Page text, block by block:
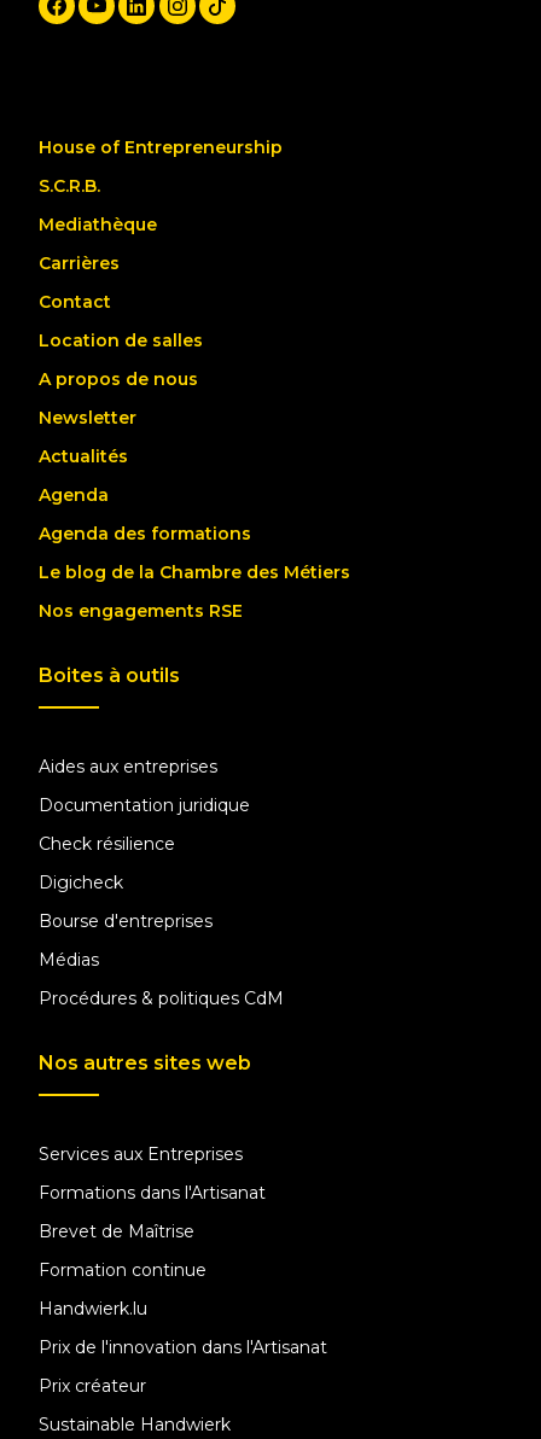
House of Entrepreneurship
S.C.R.B.
Mediathèque
Carrières
Contact
Location de salles
A propos de nous
Newsletter
Actualités
Agenda
Agenda des formations
Le blog de la Chambre des Métiers
Nos engagements RSE
Boites à outils
Aides aux entreprises
Documentation juridique
Check résilience
Digicheck
Bourse d'entreprises
Médias
Procédures & politiques CdM
Nos autres sites web
Services aux Entreprises
Formations dans l'Artisanat
Brevet de Maîtrise
Formation continue
Handwierk.lu
Prix de l'innovation dans l'Artisanat
Prix créateur
Sustainable Handwierk